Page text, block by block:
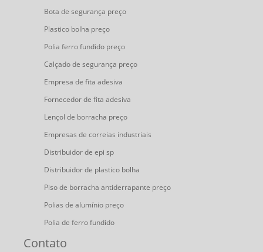
Bota de segurança preço
Plastico bolha preço
Polia ferro fundido preço
Calçado de segurança preço
Empresa de fita adesiva
Fornecedor de fita adesiva
Lençol de borracha preço
Empresas de correias industriais
Distribuidor de epi sp
Distribuidor de plastico bolha
Piso de borracha antiderrapante preço
Polias de alumínio preço
Polia de ferro fundido
Contato